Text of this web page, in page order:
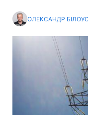
ОЛЕКСАНДР БІЛОУС